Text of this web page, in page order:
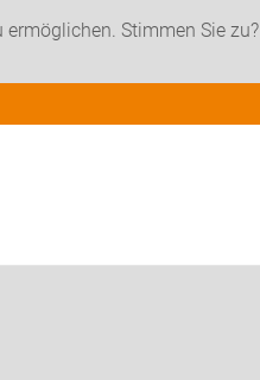
Stimmen Sie zu?